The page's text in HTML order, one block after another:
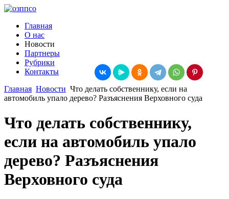
Главная
О нас
Новости
Партнеры
Рубрики
Контакты
Главная Новости Что делать собственнику, если на
автомобиль упало дерево? Разъяснения Верховного суда
Что делать собственнику,
если на автомобиль упало
дерево? Разъяснения
Верховного суда